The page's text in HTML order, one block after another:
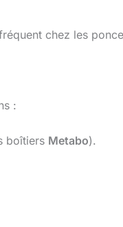
chez les
:
boîtiers Metabo).